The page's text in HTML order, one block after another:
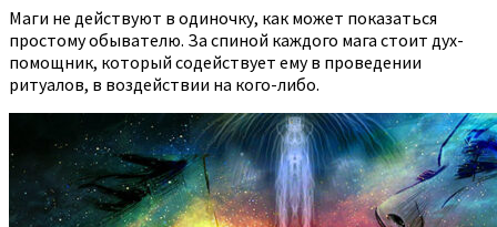
Маги не действуют в одиночку, как может показаться
простому обывателю. За спиной каждого мага стоит дух-
помощник, который содействует ему в проведении
ритуалов, в воздействии на кого-либо.